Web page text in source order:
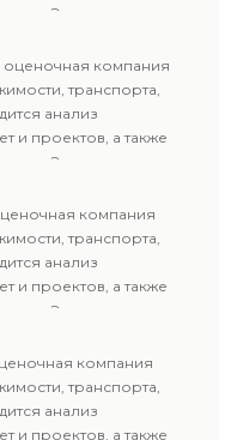
Эксперты
и
используются для
процессов.
компания
транспорта,
анализ
и проектов, а также
Эксперты
и
используются для
процессов.
компания
транспорта,
анализ
и проектов, а также
Эксперты
и
используются для
процессов.
компания
транспорта,
анализ
и проектов, а также